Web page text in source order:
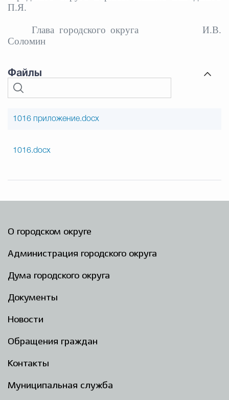
П.Я.
Глава городского округа И.В.
Соломин
Файлы
1016 приложение.docx
1016.docx
О городском округе
Администрация городского округа
Дума городского округа
Документы
Новости
Обращения граждан
Контакты
Муниципальная служба